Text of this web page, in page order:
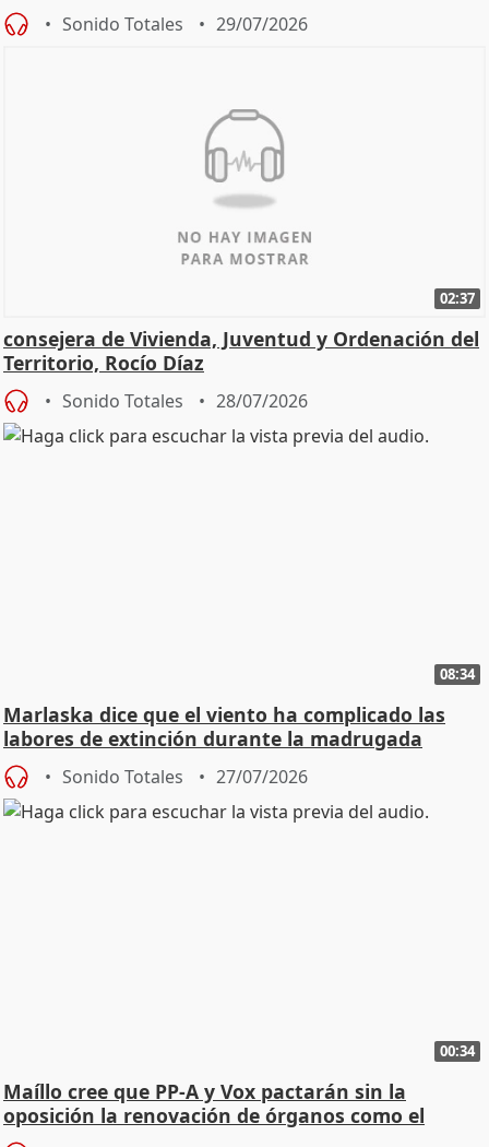
Sonido Totales 29/07/2026
02:37
consejera de Vivienda, Juventud y Ordenación del
Territorio, Rocío Díaz
Sonido Totales 28/07/2026
08:34
Marlaska dice que el viento ha complicado las
labores de extinción durante la madrugada
Sonido Totales 27/07/2026
00:34
Maíllo cree que PP-A y Vox pactarán sin la
oposición la renovación de órganos como el
Defensor